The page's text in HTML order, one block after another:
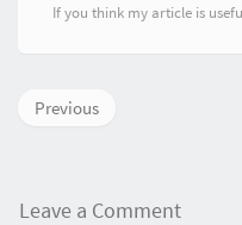
If you think my article is
Previous
Leave a Comment